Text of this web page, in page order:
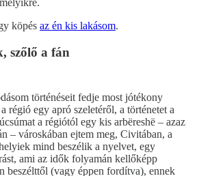
köpés az én kis lakásom.
szőlő a fán
történéseit fedje most jótékony
a régió egy apró szeletéről, a történetet a
a régiótól egy kis arbëreshë – azaz
– városkában ejtem meg, Civitában, a
mind beszélik a nyelvet, egy
ami az idők folyamán kellőképp
beszélttől (vagy éppen fordítva), ennek